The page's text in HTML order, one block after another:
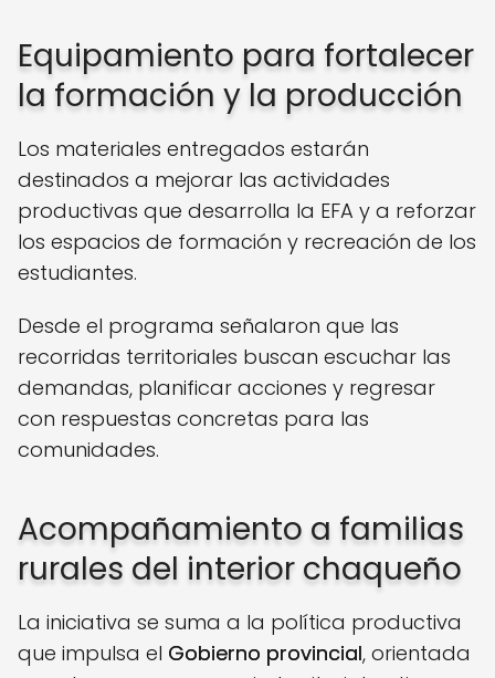
Equipamiento para fortalecer
la formación y la producción
Los materiales entregados estarán
destinados a mejorar las actividades
productivas que desarrolla la EFA y a reforzar
los espacios de formación y recreación de los
estudiantes.
Desde el programa señalaron que las
recorridas territoriales buscan escuchar las
demandas, planificar acciones y regresar
con respuestas concretas para las
comunidades.
Acompañamiento a familias
rurales del interior chaqueño
La iniciativa se suma a la política productiva
que impulsa el Gobierno provincial, orientada